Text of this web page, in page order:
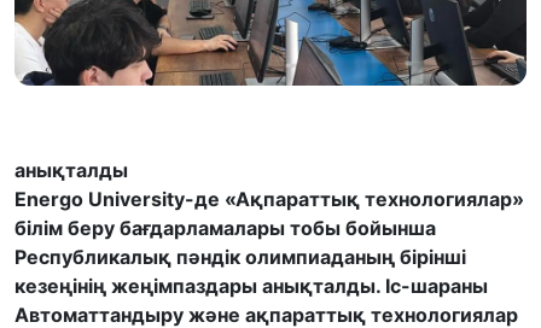
анықталды
Energo University-де «Ақпараттық технологиялар»
білім беру бағдарламалары тобы бойынша
Республикалық пәндік олимпиаданың бірінші
кезеңінің жеңімпаздары анықталды. Іс-шараны
Автоматтандыру және ақпараттық технологиялар